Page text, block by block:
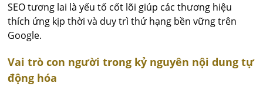
SEO tương lai là yếu tố cốt lõi giúp các thương hiệu
thích ứng kịp thời và duy trì thứ hạng bền vững trên
Google.
Vai trò con người trong kỷ nguyên nội dung tự
động hóa